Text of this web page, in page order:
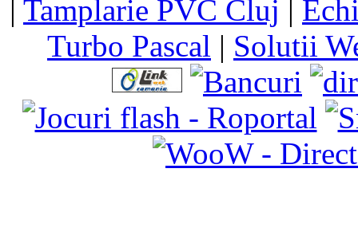
| Tamplarie PVC Cluj |
Turbo Pascal | Solutii